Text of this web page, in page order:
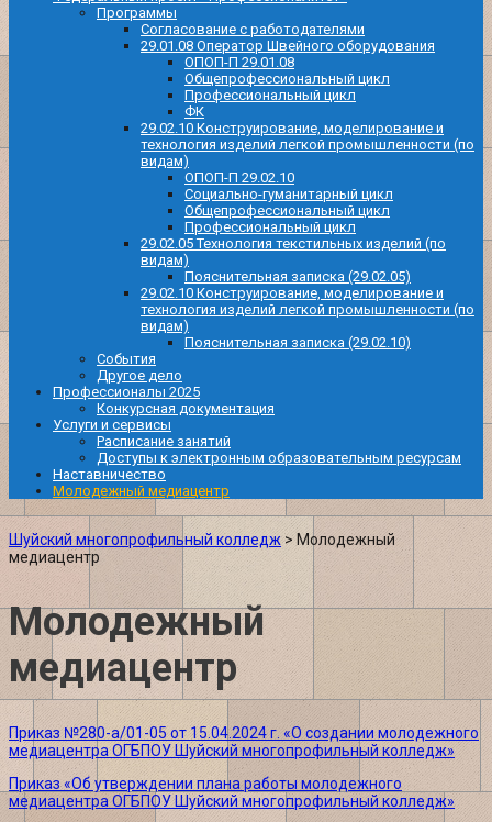
Программы
Согласование с работодателями
29.01.08 Оператор Швейного оборудования
ОПОП-П 29.01.08
Общепрофессиональный цикл
Профессиональный цикл
ФК
29.02.10 Конструирование, моделирование и
технология изделий легкой промышленности (по
видам)
ОПОП-П 29.02.10
Социально-гуманитарный цикл
Общепрофессиональный цикл
Профессиональный цикл
29.02.05 Технология текстильных изделий (по
видам)
Пояснительная записка (29.02.05)
29.02.10 Конструирование, моделирование и
технология изделий легкой промышленности (по
видам)
Пояснительная записка (29.02.10)
События
Другое дело
Профессионалы 2025
Конкурсная документация
Услуги и сервисы
Расписание занятий
Доступы к электронным образовательным ресурсам
Наставничество
Молодежный медиацентр
Шуйский многопрофильный колледж> Молодежный
медиацентр
Молодежный
медиацентр
Приказ №280-а/01-05 от 15.04.2024 г. «О создании молодежного
медиацентра ОГБПОУ Шуйский многопрофильный колледж»
Приказ «Об утверждении плана работы молодежного
медиацентра ОГБПОУ Шуйский многопрофильный колледж»